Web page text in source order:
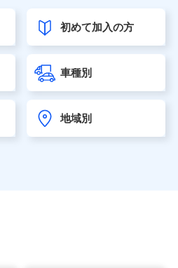
社（https://neofirst.co.jp/）
https://www.taiju-life.co.jp）
式会社
命保険株式会社
）
式会社
）
初めて加入の方
車種別
地域別